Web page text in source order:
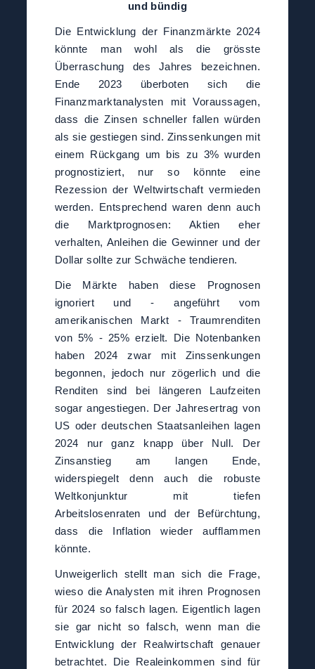
und bündig
Die Entwicklung der Finanzmärkte 2024
könnte man wohl als die grösste
Überraschung des Jahres bezeichnen.
Ende 2023 überboten sich die
Finanzmarktanalysten mit Voraussagen,
dass die Zinsen schneller fallen würden
als sie gestiegen sind. Zinssenkungen mit
einem Rückgang um bis zu 3% wurden
prognostiziert, nur so könnte eine
Rezession der Weltwirtschaft vermieden
werden. Entsprechend waren denn auch
die Marktprognosen: Aktien eher
verhalten, Anleihen die Gewinner und der
Dollar sollte zur Schwäche tendieren.
Die Märkte haben diese Prognosen
ignoriert und - angeführt vom
amerikanischen Markt - Traumrenditen
von 5% - 25% erzielt. Die Notenbanken
haben 2024 zwar mit Zinssenkungen
begonnen, jedoch nur zögerlich und die
Renditen sind bei längeren Laufzeiten
sogar angestiegen. Der Jahresertrag von
US oder deutschen Staatsanleihen lagen
2024 nur ganz knapp über Null. Der
Zinsanstieg am langen Ende,
widerspiegelt denn auch die robuste
Weltkonjunktur mit tiefen
Arbeitslosenraten und der Befürchtung,
dass die Inflation wieder aufflammen
könnte.
Unweigerlich stellt man sich die Frage,
wieso die Analysten mit ihren Prognosen
für 2024 so falsch lagen. Eigentlich lagen
sie gar nicht so falsch, wenn man die
Entwicklung der Realwirtschaft genauer
betrachtet. Die Realeinkommen sind für